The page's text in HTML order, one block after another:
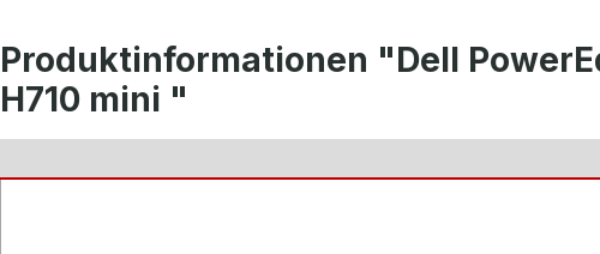
Produktinformationen "Dell
H710 mini "